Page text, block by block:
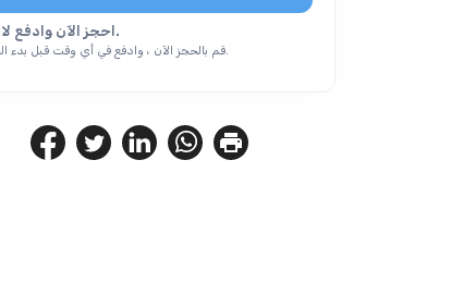
احجز الآن وادفع لاحقًا.
قم بالحجز الآن ، وادفع في أي وقت قبل بدء الجولة.